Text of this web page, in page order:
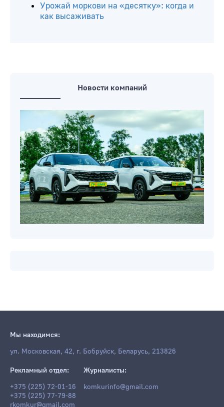
Урожай моркови на «десятку»: когда и
как высаживать
Новости компаний
Мы находимся:
ул. Московская, 42, г. Бобруйск, Беларусь, 213826
Рекламный отдел:
+375 (225) 72-01-16
+375 (225) 77-79-88
rkomkur@gmail.com
Журналисты:
komkurinfo@gmail.com